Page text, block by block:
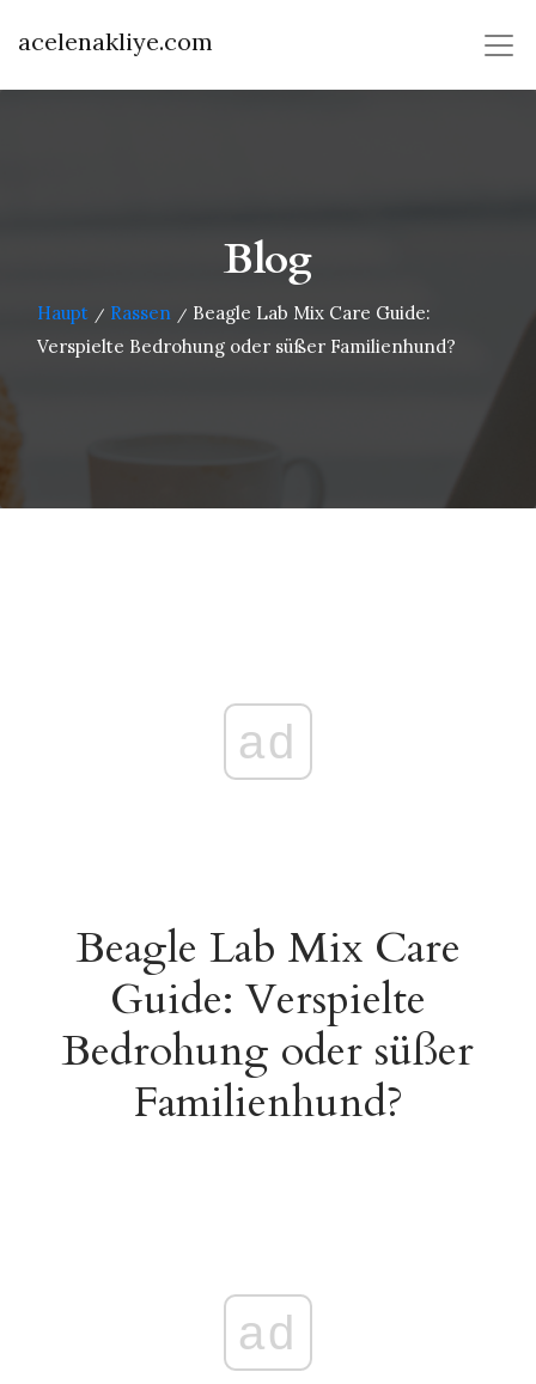
acelenakliye.com
Blog
Haupt / Rassen / Beagle Lab Mix Care Guide:
Verspielte Bedrohung oder süßer Familienhund?
ad
Beagle Lab Mix Care
Guide: Verspielte
Bedrohung oder süßer
Familienhund?
ad